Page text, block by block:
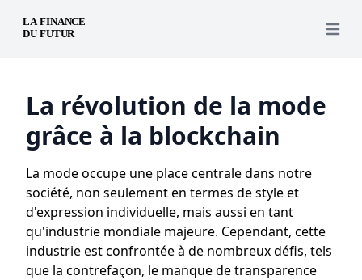
Open
La révolution de la mode
grâce à la blockchain
La mode occupe une place centrale dans notre
société, non seulement en termes de style et
d'expression individuelle, mais aussi en tant
qu'industrie mondiale majeure. Cependant, cette
industrie est confrontée à de nombreux défis, tels
que la contrefaçon, le manque de transparence